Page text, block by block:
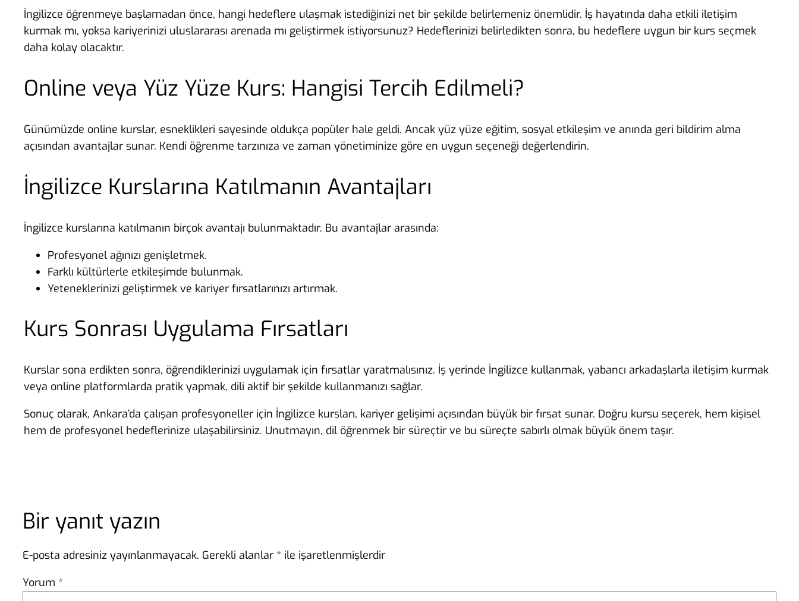
İngilizce öğrenmeye başlamadan önce, hangi hedeflere ulaşmak istediğinizi net bir şekilde belirlemeniz önemlidir. İş hayatında daha etkili iletişim
kurmak mı, yoksa kariyerinizi uluslararası arenada mı geliştirmek istiyorsunuz? Hedeflerinizi belirledikten sonra, bu hedeflere uygun bir kurs seçmek
daha kolay olacaktır.
Online veya Yüz Yüze Kurs: Hangisi Tercih Edilmeli?
Günümüzde online kurslar, esneklikleri sayesinde oldukça popüler hale geldi. Ancak yüz yüze eğitim, sosyal etkileşim ve anında geri bildirim alma
açısından avantajlar sunar. Kendi öğrenme tarzınıza ve zaman yönetiminize göre en uygun seçeneği değerlendirin.
İngilizce Kurslarına Katılmanın Avantajları
İngilizce kurslarına katılmanın birçok avantajı bulunmaktadır. Bu avantajlar arasında:
Profesyonel ağınızı genişletmek.
Farklı kültürlerle etkileşimde bulunmak.
Yeteneklerinizi geliştirmek ve kariyer fırsatlarınızı artırmak.
Kurs Sonrası Uygulama Fırsatları
Kurslar sona erdikten sonra, öğrendiklerinizi uygulamak için fırsatlar yaratmalısınız. İş yerinde İngilizce kullanmak, yabancı arkadaşlarla iletişim kurmak
veya online platformlarda pratik yapmak, dili aktif bir şekilde kullanmanızı sağlar.
Sonuç olarak, Ankara’da çalışan profesyoneller için İngilizce kursları, kariyer gelişimi açısından büyük bir fırsat sunar. Doğru kursu seçerek, hem kişisel
hem de profesyonel hedeflerinize ulaşabilirsiniz. Unutmayın, dil öğrenmek bir süreçtir ve bu süreçte sabırlı olmak büyük önem taşır.
Bir yanıt yazın
E-posta adresiniz yayınlanmayacak. Gerekli alanlar * ile işaretlenmişlerdir
Yorum *